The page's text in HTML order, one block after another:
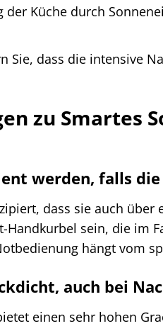
der Küche durch
Sie, dass die intensive
zu Smartes
werden, falls
dass sie auch
sein, die im
hängt vom
auch bei
einen sehr hohen